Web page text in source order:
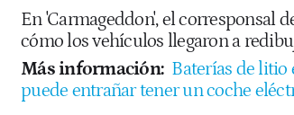
En 'Carmageddon', el corresponsal
cómo los vehículos llegaron a
Más información: Baterías de litio
puede entrañar tener un coche